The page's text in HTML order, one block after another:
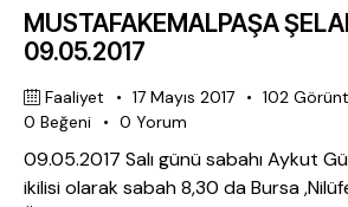
MUSTAFAKEMALPAŞA
09.05.2017
Faaliyet 17 Mayıs 2017 102
0 Beğeni 0 Yorum
09.05.2017 Salı günü sabahı Aykut
ikilisi olarak sabah 8,30 da Bursa